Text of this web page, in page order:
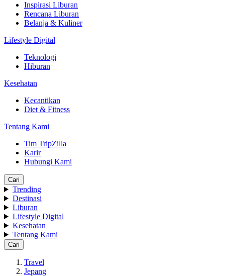
Inspirasi Liburan
Rencana Liburan
Belanja & Kuliner
Lifestyle Digital
Teknologi
Hiburan
Kesehatan
Kecantikan
Diet & Fitness
Tentang Kami
Tim TripZilla
Karir
Hubungi Kami
Cari
Trending
Destinasi
Liburan
Lifestyle Digital
Kesehatan
Tentang Kami
Cari
Travel
Jepang